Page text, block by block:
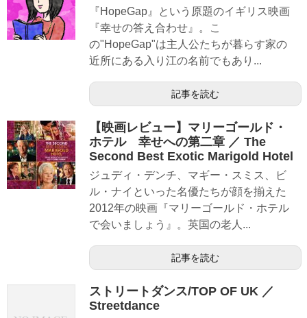
『HopeGap』という原題のイギリス映画
『幸せの答え合わせ』。こ
の"HopeGap"は主人公たちが暮らす家の
近所にある入り江の名前でもあり...
記事を読む
【映画レビュー】マリーゴールド・
ホテル 幸せへの第二章 ／ The
Second Best Exotic Marigold Hotel
ジュディ・デンチ、マギー・スミス、ビ
ル・ナイといった名優たちが顔を揃えた
2012年の映画『マリーゴールド・ホテル
で会いましょう』。英国の老人...
記事を読む
ストリートダンス/TOP OF UK ／
Streetdance